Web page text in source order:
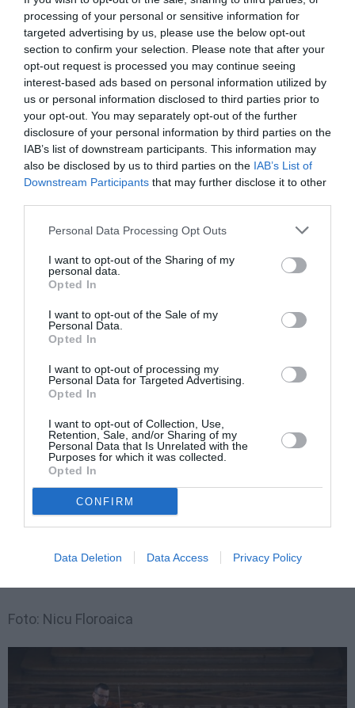
processing of your personal or sensitive information for
targeted advertising by us, please use the below opt-out
section to confirm your selection. Please note that after your
opt-out request is processed you may continue seeing
interest-based ads based on personal information utilized by
us or personal information disclosed to third parties prior to
your opt-out. You may separately opt-out of the further
disclosure of your personal information by third parties on the
IAB’s list of downstream participants. This information may
also be disclosed by us to third parties on the IAB’s List of
Downstream Participants that may further disclose it to other
Personal Data Processing Opt Outs
I want to opt-out of the Sharing of my
personal data.
Opted In
I want to opt-out of the Sale of my
Personal Data.
Opted In
I want to opt-out of processing my
Personal Data for Targeted Advertising.
Opted In
I want to opt-out of Collection, Use,
Retention, Sale, and/or Sharing of my
Personal Data that Is Unrelated with the
Purposes for which it was collected.
Opted In
CONFIRM
Data Deletion Data Access Privacy Policy
Un moment aparte al serii l-a constituit interpretarea
Rapsodiei Române nr. 1 a lui George Enescu, într-un
aranjament pentru vioară și chitară, urmată de
emblematice ale patrimoniului muzical românesc,
care au transmis publicului frumusețea și
profunzimea culturii române.
Ambasada României în Italia reafirmă rolul esențial al
culturii în consolidarea dialogului european și în
apropierea dintre comunități și națiuni. Muzica
rămâne unul dintre cele mai puternice limbaje ale
spiritului european, capabil să transforme memoria
culturală într-o experiență comună și să întărească
Foto: Nicu Floroaica